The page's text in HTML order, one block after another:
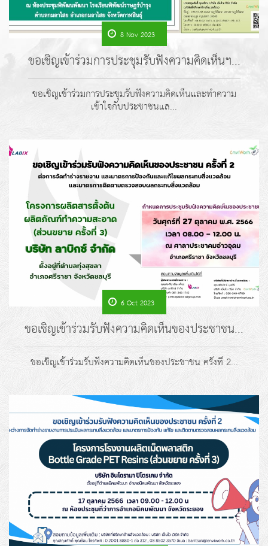
8 Nov 2023
ขอเชิญเข้าร่วมการประชุมรับฟังความคิดเห็นฯ...
ขอเชิญเข้าร่วมการประชุมรับฟังความคิดเห็นและทำความ
เข้าใจกับประชาชนแล...
6 Oct 2023
ขอเชิญเข้าร่วมรับฟังความคิดเห็นของประชาชน...
ขอเชิญเข้าร่วมรับฟังความคิดเห็นของประชาชน ครั้งที่ 2...